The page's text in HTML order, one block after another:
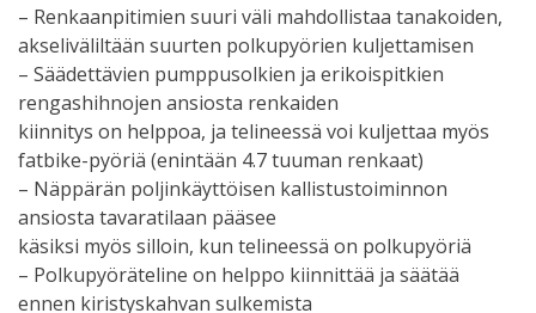
– Renkaanpitimien suuri väli mahdollistaa tanakoiden,
akseliväliltään suurten polkupyörien kuljettamisen
– Säädettävien pumppusolkien ja erikoispitkien
rengashihnojen ansiosta renkaiden
kiinnitys on helppoa, ja telineessä voi kuljettaa myös
fatbike-pyöriä (enintään 4.7 tuuman renkaat)
– Näppärän poljinkäyttöisen kallistustoiminnon
ansiosta tavaratilaan pääsee
käsiksi myös silloin, kun telineessä on polkupyöriä
– Polkupyöräteline on helppo kiinnittää ja säätää
ennen kiristyskahvan sulkemista